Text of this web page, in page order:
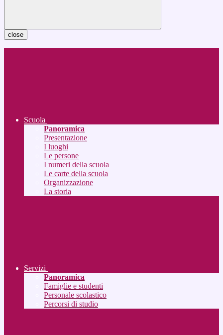
close
Scuola
Panoramica
Presentazione
I luoghi
Le persone
I numeri della scuola
Le carte della scuola
Organizzazione
La storia
Servizi
Panoramica
Famiglie e studenti
Personale scolastico
Percorsi di studio